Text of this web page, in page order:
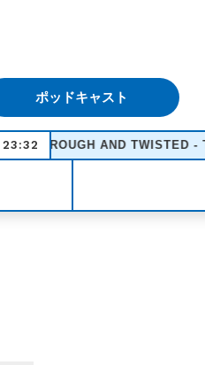
ポッドキャスト
23:32
ROUGH AND TWISTED - The